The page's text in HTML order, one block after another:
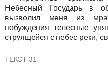
Небесный Государь в
вызволил меня из
побуждения телесные
струящейся с небес реки,
ТЕКСТ 31